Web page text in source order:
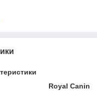
Royal Canin